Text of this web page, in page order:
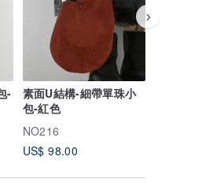
-
素面U結構-細帶單珠小
包-紅色
NO216
US$ 98.00